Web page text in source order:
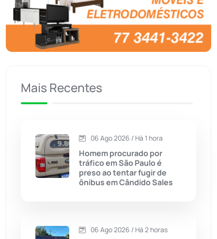
Brasil (7679)
Brumado (31955)
Caetanos
Candiba
Cândido Sales
Mais Recentes
06 Ago 2026 / Há 1 hora
Homem procurado por
tráfico em São Paulo é
preso ao tentar fugir de
ônibus em Cândido Sales
06 Ago 2026 / Há 2 horas